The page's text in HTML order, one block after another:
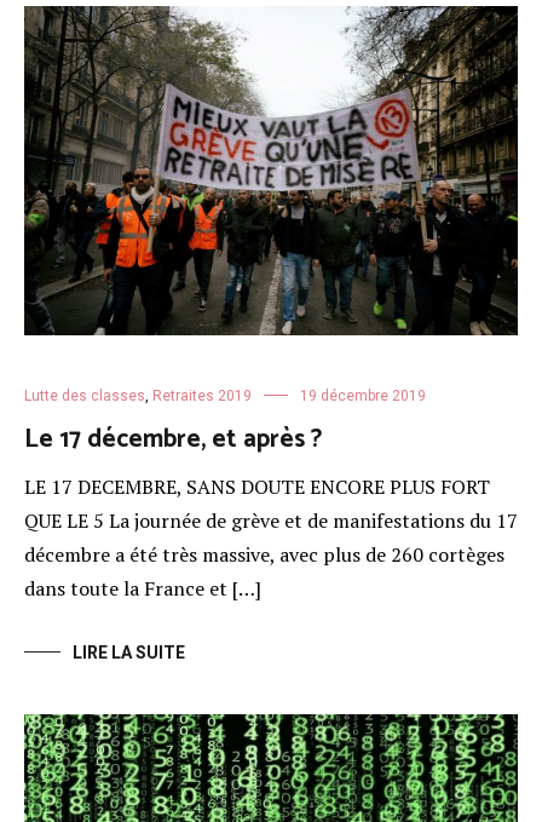
Lutte des classes, Retraites 2019 19 décembre 2019
Le 17 décembre, et après ?
LE 17 DECEMBRE, SANS DOUTE ENCORE PLUS FORT
QUE LE 5 La journée de grève et de manifestations du 17
décembre a été très massive, avec plus de 260 cortèges
dans toute la France et […]
LIRE LA SUITE